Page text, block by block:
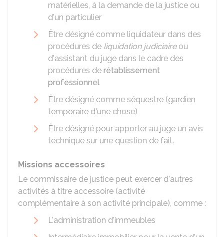
matérielles, à la demande de la justice ou
d'un particulier
Être désigné comme liquidateur dans des
procédures de liquidation judiciaireou
d'assistant du juge dans le cadre des
procédures de rétablissement
professionnel
Être désigné comme séquestre (gardien
temporaire d'une chose)
Être désigné pour apporter au juge un avis
technique sur une question de fait.
Missions accessoires
Le commissaire de justice peut exercer d'autres
activités à titre accessoire (activité
complémentaire à son activité principale), comme :
L'administration d'immeubles